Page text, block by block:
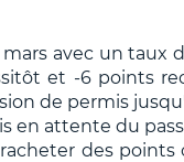
avec un taux
et -6 points
de permis
en attente du
des